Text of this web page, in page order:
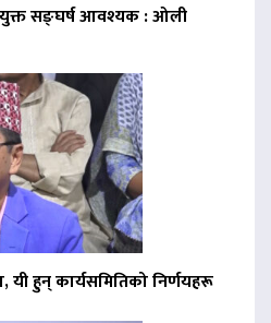
सङ्घर्ष आवश्यक : ओली
यी हुन् कार्यसमितिको निर्णयहरू